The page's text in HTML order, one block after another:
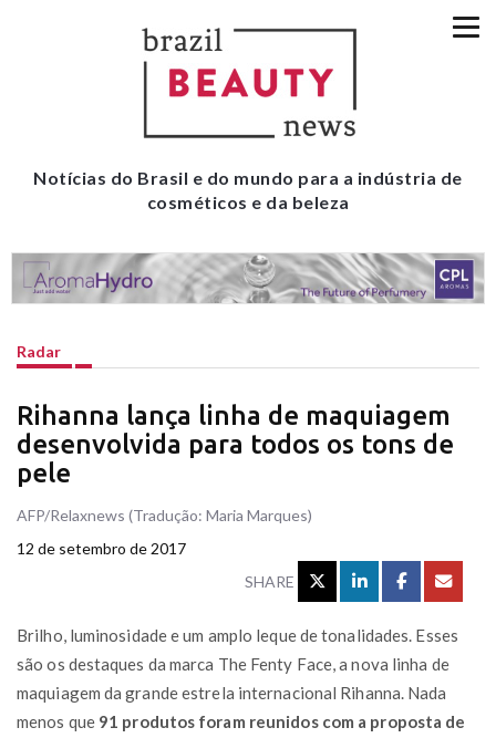
Notícias do Brasil e do mundo para a indústria de
cosméticos e da beleza
Radar
Rihanna lança linha de maquiagem
desenvolvida para todos os tons de
pele
AFP/Relaxnews (Tradução: Maria Marques)
12 de setembro de 2017
SHARE
Brilho, luminosidade e um amplo leque de tonalidades. Esses
são os destaques da marca The Fenty Face, a nova linha de
maquiagem da grande estrela internacional Rihanna. Nada
menos que 91 produtos foram reunidos com a proposta de